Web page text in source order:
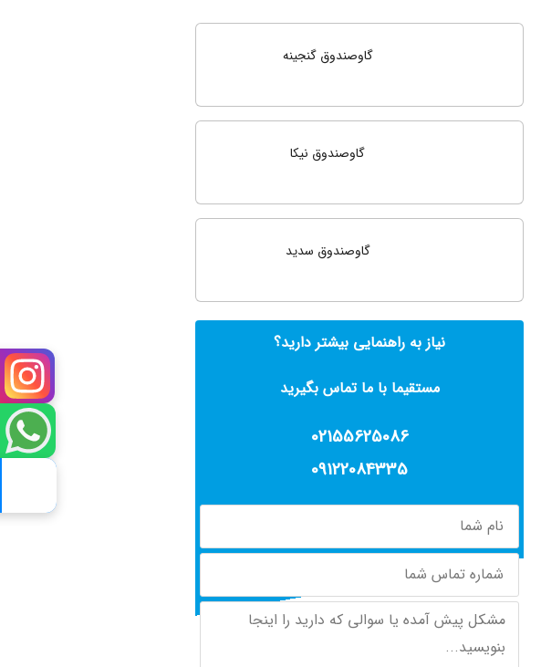
گاوصندوق گنجینه
گاوصندوق نیکا
گاوصندوق سدید
نیاز به راهنمایی بیشتر دارید؟
مستقیما با ما تماس بگیرید
02155625086
09122084335